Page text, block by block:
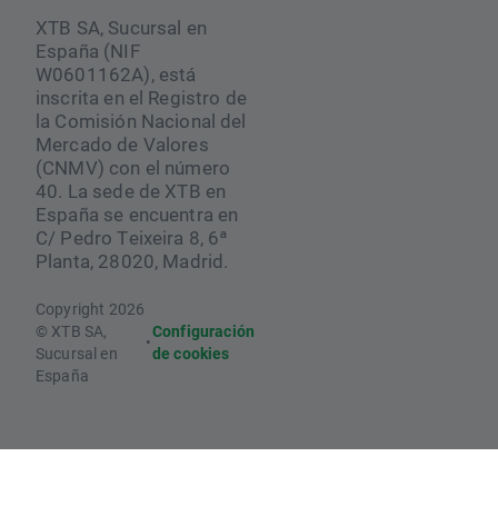
XTB SA, Sucursal en
España (NIF
W0601162A), está
inscrita en el Registro de
la Comisión Nacional del
Mercado de Valores
(CNMV) con el número
40. La sede de XTB en
España se encuentra en
C/ Pedro Teixeira 8, 6ª
Planta, 28020, Madrid.
Copyright 2026
© XTB SA,
Sucursal en
España
•
Configuración
de cookies